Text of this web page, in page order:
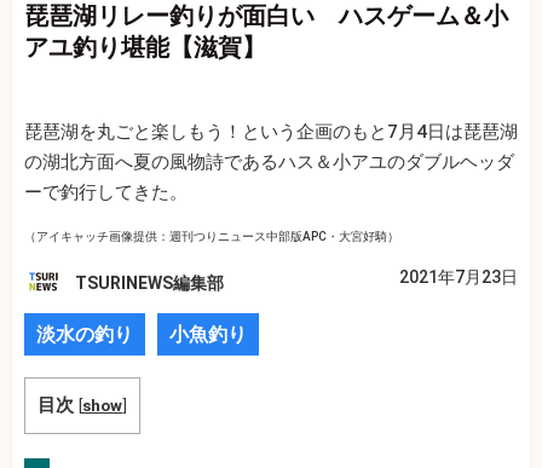
琵琶湖リレー釣りが面白い ハスゲーム＆小
アユ釣り堪能【滋賀】
琵琶湖を丸ごと楽しもう！という企画のもと7月4日は琵琶湖
の湖北方面へ夏の風物詩であるハス＆小アユのダブルヘッダ
ーで釣行してきた。
（アイキャッチ画像提供：週刊つりニュース中部版APC・大宮好騎）
TSURINEWS編集部 2021年7月23日
淡水の釣り 小魚釣り
目次 [show]